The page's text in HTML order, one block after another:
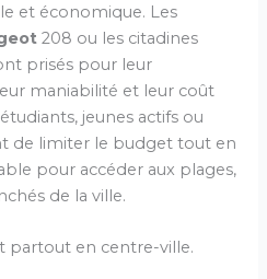
et économique. Les
208 ou les citadines
prisés pour leur
maniabilité et leur coût
jeunes actifs ou
de limiter le budget tout en
pour accéder aux plages,
de la ville.
partout en centre-ville.